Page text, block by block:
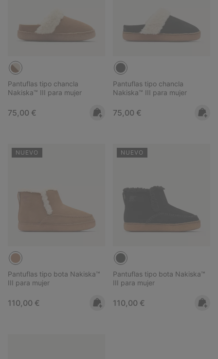
Pantuflas tipo chancla
Nakiska™ III para mujer
Regular price:
75,00 €
Pantuflas tipo chancla
Nakiska™ III para mujer
Regular price:
75,00 €
NUEVO
Pantuflas tipo bota Nakiska™
III para mujer
Regular price:
110,00 €
NUEVO
Pantuflas tipo bota Nakiska™
III para mujer
Regular price:
110,00 €